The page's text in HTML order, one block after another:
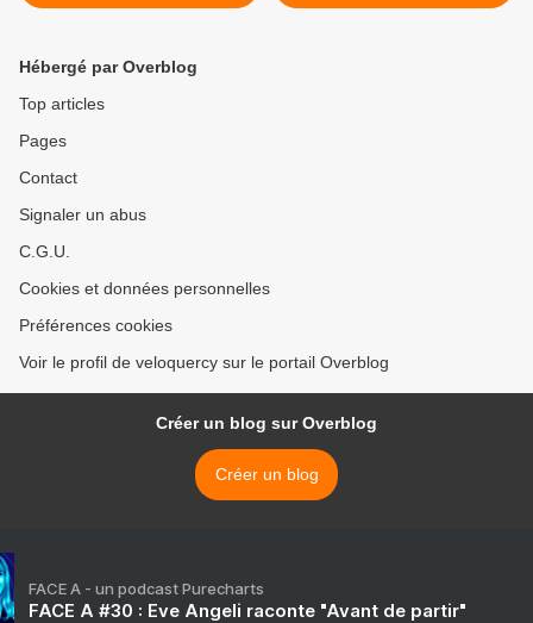
Hébergé par Overblog
Top articles
Pages
Contact
Signaler un abus
C.G.U.
Cookies et données personnelles
Préférences cookies
Voir le profil de veloquercy sur le portail Overblog
Créer un blog sur Overblog
Créer un blog
FACE A - un podcast Purecharts
FACE A #30 : Eve Angeli raconte "Avant de partir"